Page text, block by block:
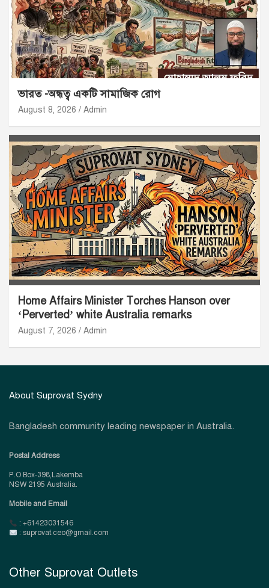
ভারত -অন্ধত্ব একটি সামাজিক রোগ
August 8, 2026 Admin
Home Affairs Minister Torches Hanson over
‘Perverted’ white Australia remarks
August 7, 2026 Admin
About Suprovat Sydny
Bangladesh community leading newspaper in Australia.
Postal Address
P.O Box-398,Lakemba
NSW 2195 Australia.
Mobile and Email
: +61423031546
: suprovat.ceo@gmail.com
Other Suprovat Outlets